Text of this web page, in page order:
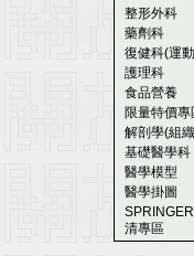
整形外科
藥劑科
復健科(運
護理科
食品營養
限量特價專
解剖學(組
基礎醫學科
醫學模型
醫學掛圖
清專區